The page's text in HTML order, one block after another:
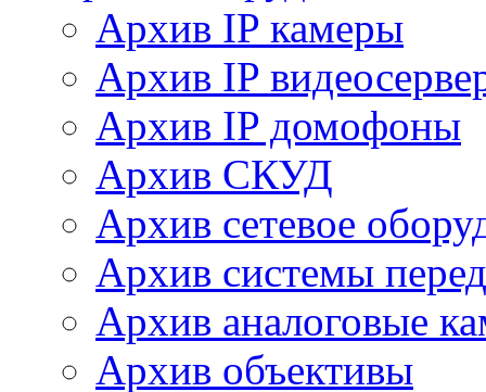
Архив IP камеры
Архив IP
Архив IP домофоны
Архив СКУД
Архив сетевое
Архив системы
Архив аналоговые
Архив объективы